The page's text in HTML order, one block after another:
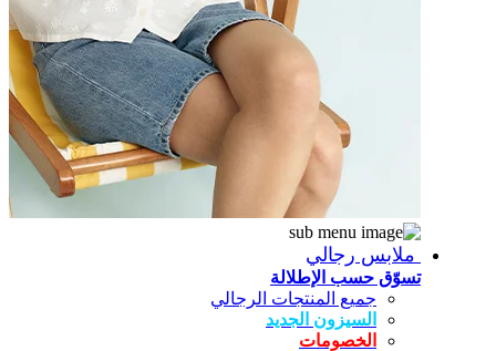
ملابس رجالي
تسوّق حسب الإطلالة
جميع المنتجات الرجالي
السيزون الجديد
الخصومات